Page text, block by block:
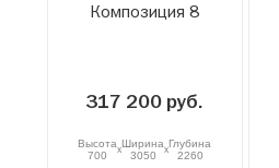
Композиция 8
317 200 руб.
Высота
700
xШирина
3050
xГлубина
2260